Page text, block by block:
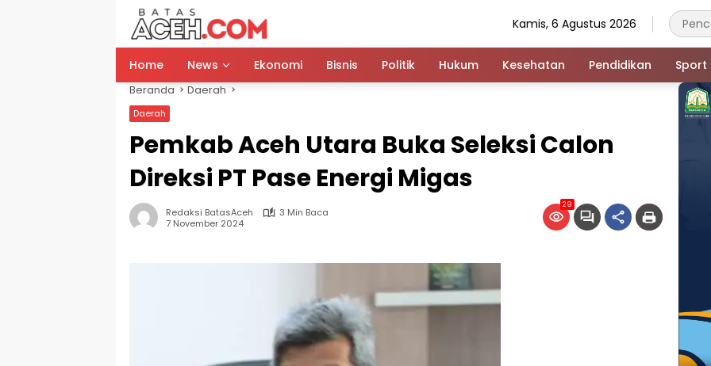
Kamis, 6 Agustus 2026
Home News Ekonomi Bisnis Politik Hukum Kesehatan Pendidikan Sport
Beranda Daerah
Daerah
Pemkab Aceh Utara Buka Seleksi Calon
Direksi PT Pase Energi Migas
Redaksi BatasAceh
3 Min Baca
7 November 2024
29